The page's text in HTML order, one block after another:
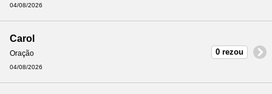
04/08/2026
Carol
Oração
04/08/2026
0 rezou